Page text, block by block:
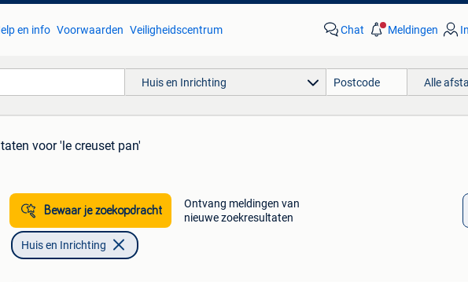
en info Voorwaarden Veiligheidscentrum Chat Meldingen
Huis en Inrichting Alle
voor 'le creuset pan'
Bewaar je zoekopdracht
Ontvang meldingen van
nieuwe zoekresultaten
Huis en Inrichting